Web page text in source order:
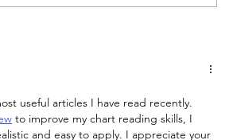
Limassol!
useful articles I have read recently.
to improve my chart reading skills, I
and easy to apply. I appreciate your